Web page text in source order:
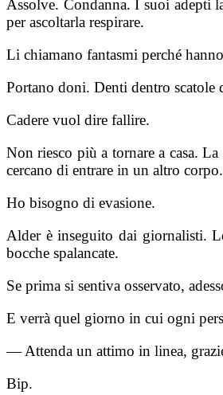
Assolve. Condanna. I suoi adepti
per ascoltarla respirare.
Li chiamano fantasmi perché
Portano doni. Denti dentro
Cadere vuol dire fallire.
Non riesco più a tornare a casa.
cercano di entrare in un altro corpo.
Ho bisogno di evasione.
Alder è inseguito dai giornalisti.
bocche spalancate.
Se prima si sentiva osservato,
E verrà quel giorno in cui ogni
— Attenda un attimo in linea,
Bip.